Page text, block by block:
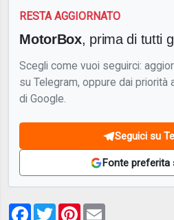
RESTA AGGIORNATO
MotorBox, prima di tutti
Scegli come vuoi seguirci:
su Telegram, oppure dai priorità
di Google.
Seguici su
Fonte preferita
Facebook
TwitterPinterest